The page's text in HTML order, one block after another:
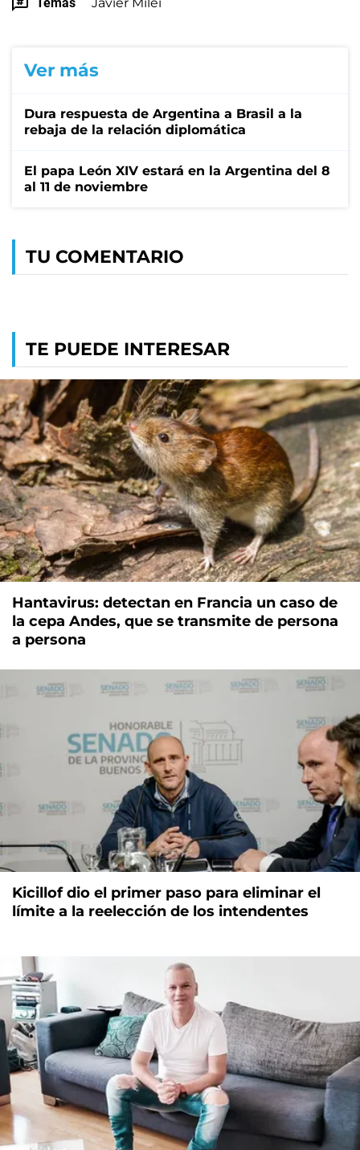
Ver más
Dura respuesta de Argentina a Brasil a la
rebaja de la relación diplomática
El papa León XIV estará en la Argentina del 8
al 11 de noviembre
TU COMENTARIO
TE PUEDE INTERESAR
Hantavirus: detectan en Francia un caso de
la cepa Andes, que se transmite de persona
a persona
Kicillof dio el primer paso para eliminar el
límite a la reelección de los intendentes